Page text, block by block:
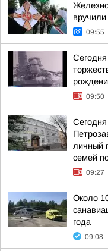
09:55
09:50
личный
семей
09:27
Около
года
09:08